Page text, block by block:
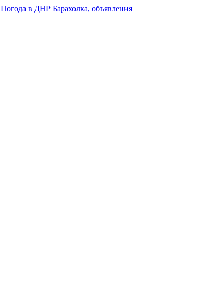
Погода в ДНР Барахолка, объявления